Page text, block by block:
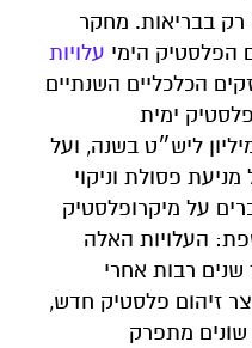
רק בבריאות. מחקר
עלויות
הכלכליים השנתיים
ימית
מגיעים ל-54 מיליון ליש״ט בשנה, ועל
פסולת וניקוי
על מיקרופלסטיק
העלויות האלה
שנים רבות אחרי
זיהום פלסטיק חדש,
מתפרק